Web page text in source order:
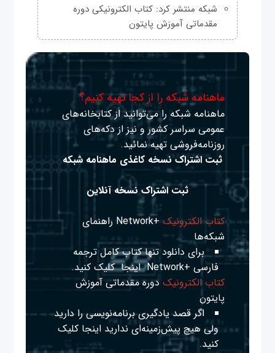
شبکه منتشر کرد: کتاب الکترونیکی دوره
مقدماتی آموزش پایتون
ماهنامه شبکه را از کجا تهیه کنیم؟
ماهنامه شبکه را می‌توانید از کتابخانه‌های
عمومی سراسر کشور و نیز از دکه‌های
روزنامه‌فروشی تهیه نمائید.
ثبت اشتراک نسخه کاغذی ماهنامه شبکه
ثبت اشتراک نسخه آنلاین
کتاب الکترونیک
+Network راهنمای
شبکه‌ها
برای دانلود تنها کتاب کامل ترجمه
فارسی +Network
اینجا کلیک کنید.
کتاب الکترونیک دوره مقدماتی آموزش
پایتون
اگر قصد یادگیری برنامه‌نویسی را دارید
ولی هیچ پیش‌زمینه‌ای نداریداینجا کلیک
کنید.